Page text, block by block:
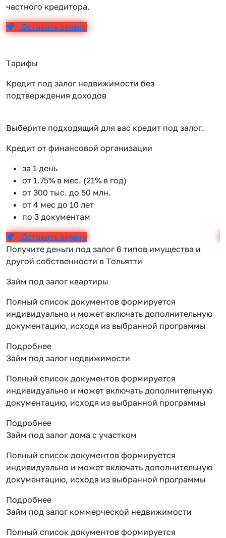
частного кредитора.
Оставить заявку
Тарифы
Кредит под залог недвижимости без
подтверждения доходов
Выберите подходящий для вас кредит под залог.
Кредит от финансовой организации
за 1 день
от 1.75% в мес. (21% в год)
от 300 тыс. до 50 млн.
от 4 мес до 10 лет
по 3 документам
Оставить заявку
Получите деньги под залог 6 типов имущества и
другой собственности в Тольятти
Займ под залог квартиры
Полный список документов формируется
индивидуально и может включать дополнительную
документацию, исходя из выбранной программы
Подробнее
Займ под залог недвижимости
Полный список документов формируется
индивидуально и может включать дополнительную
документацию, исходя из выбранной программы
Подробнее
Займ под залог дома с участком
Полный список документов формируется
индивидуально и может включать дополнительную
документацию, исходя из выбранной программы
Подробнее
Займ под залог коммерческой недвижимости
Полный список документов формируется